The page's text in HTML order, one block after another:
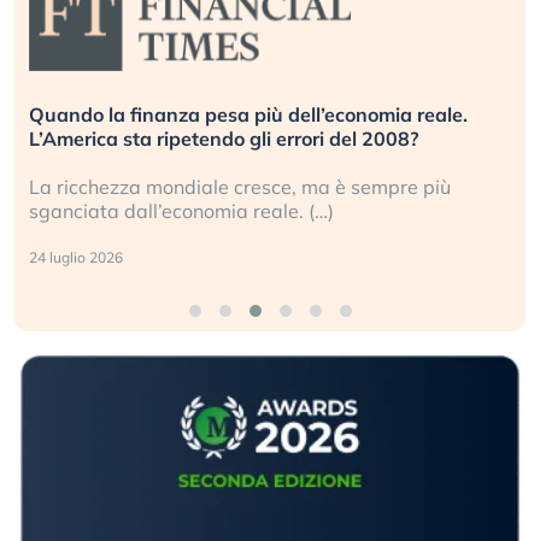
Quando la finanza pesa più dell’economia reale.
L’America sta ripetendo gli errori del 2008?
La ricchezza mondiale cresce, ma è sempre più
sganciata dall’economia reale. (…)
24 luglio 2026